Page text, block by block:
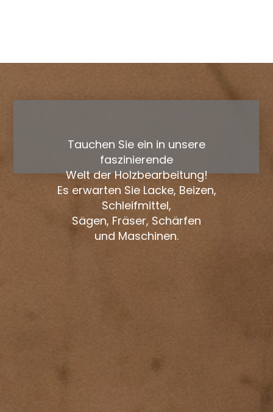
Tauchen Sie ein in unsere
faszinierende
Welt der Holzbearbeitung!
Es erwarten Sie Lacke, Beizen,
Schleifmittel,
Sägen, Fräser, Schärfen
und Maschinen.